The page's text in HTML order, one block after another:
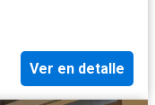
Ver en detalle